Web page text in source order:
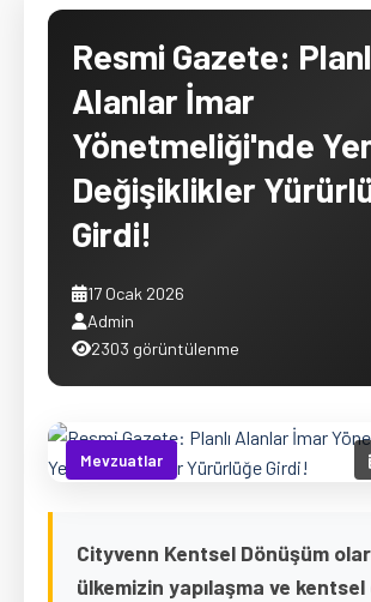
Resmi Gazete:
Alanlar İmar
Yönetmeliği'nde
Değişiklikler
Girdi!
17 Ocak 2026
Admin
2303 görüntülenme
Mevzuatlar
Cityvenn Kentsel Dönüşüm
ülkemizin yapılaşma ve